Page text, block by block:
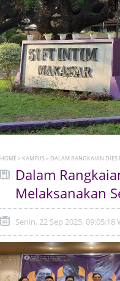
HOME> KAMPUS> DALAM RANGKAIAN DIES
Dalam
Melaksanakan
Senin, 22 Sep 2025, 09:05:18